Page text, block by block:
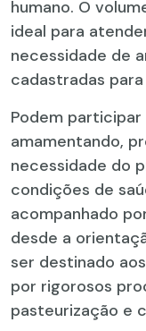
humano. O
ideal para
necessidade de
cadastradas
Podem
amamentando,
necessidade do
condições de
acompanhado
desde a
ser destinado
por rigorosos
pasteurização e